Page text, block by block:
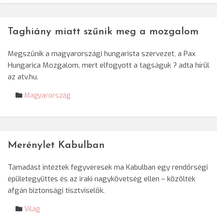
Taghiány miatt szűnik meg a mozgalom
Megszűnik a magyarországi hungarista szervezet, a Pax
Hungarica Mozgalom, mert elfogyott a tagságuk ? adta hírül
az atv.hu.
Magyarország
Merénylet Kabulban
Támadást intéztek fegyveresek ma Kabulban egy rendőrségi
épületegyüttes és az iraki nagykövetség ellen – közölték
afgán biztonsági tisztviselők.
Világ